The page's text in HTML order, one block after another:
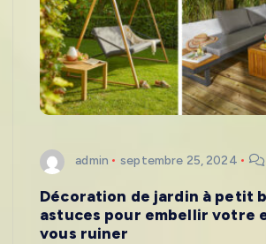
admin septembre 25, 2024
Décoration de jardin à petit
astuces pour embellir votre
vous ruiner